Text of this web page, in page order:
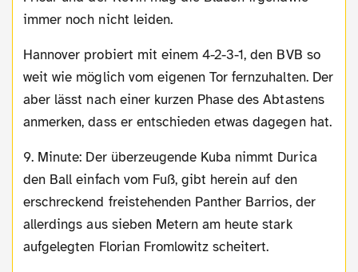
immer noch nicht leiden.
Hannover probiert mit einem 4-2-3-1, den BVB so
weit wie möglich vom eigenen Tor fernzuhalten. Der
aber lässt nach einer kurzen Phase des Abtastens
anmerken, dass er entschieden etwas dagegen hat.
9. Minute: Der überzeugende Kuba nimmt Durica
den Ball einfach vom Fuß, gibt herein auf den
erschreckend freistehenden Panther Barrios, der
allerdings aus sieben Metern am heute stark
aufgelegten Florian Fromlowitz scheitert.